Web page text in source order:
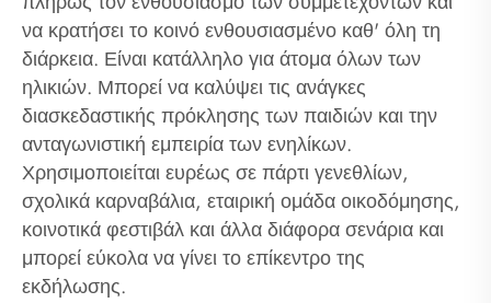
να κρατήσει το κοινό ενθουσιασμένο καθ' όλη τη
διάρκεια. Είναι κατάλληλο για άτομα όλων των
ηλικιών. Μπορεί να καλύψει τις ανάγκες
διασκεδαστικής πρόκλησης των παιδιών και την
ανταγωνιστική εμπειρία των ενηλίκων.
Χρησιμοποιείται ευρέως σε πάρτι γενεθλίων,
σχολικά καρναβάλια, εταιρική ομάδα οικοδόμησης,
κοινοτικά φεστιβάλ και άλλα διάφορα σενάρια και
μπορεί εύκολα να γίνει το επίκεντρο της
εκδήλωσης.